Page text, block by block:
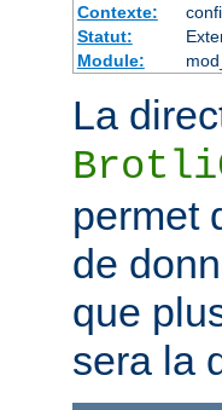
Contexte:
Statut:
Module:
La
permet
de
que
sera la